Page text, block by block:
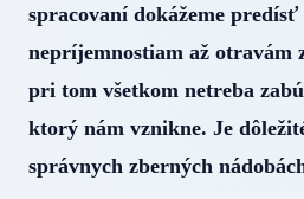
spracovaní dokážeme
nepríjemnostiam až otravám
pri tom všetkom netreba
ktorý nám vznikne. Je
správnych zberných